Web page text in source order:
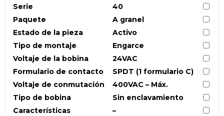
Serie
40
Paquete
A granel
Estado de la pieza
Activo
Tipo de montaje
Engarce
Voltaje de la bobina
24VAC
Formulario de contacto
SPDT (1 formulario C)
Voltaje de conmutación
400VAC – Máx.
Tipo de bobina
Sin enclavamiento
Características
–